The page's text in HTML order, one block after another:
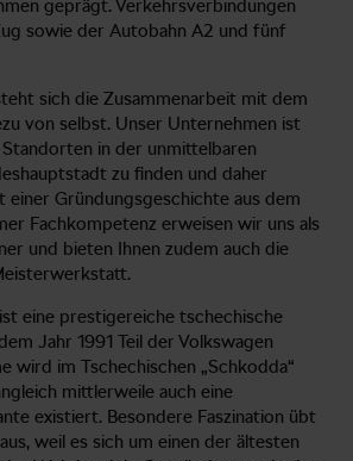
geprägt. Verkehrsverbindungen
sowie der Autobahn A2 und fünf
sich die Zusammenarbeit mit dem
von selbst. Unser Unternehmen ist
in der unmittelbaren
zu finden und daher
einer Gründungsgeschichte aus dem
Fachkompetenz erweisen wir uns als
und bieten Ihnen zudem auch die
eine prestigereiche tschechische
Jahr 1991 Teil der Volkswagen
wird im Tschechischen „Schkodda“
mittlerweile auch eine
existiert. Besondere Faszination übt
weil es sich um einen der ältesten